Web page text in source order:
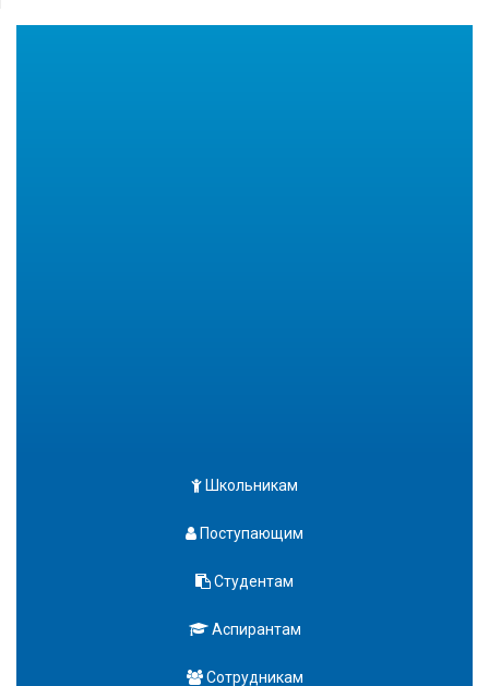
Школьникам
Поступающим
Студентам
Аспирантам
Сотрудникам